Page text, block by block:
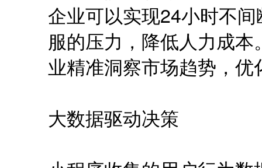
企业可以实现24小时不
服的压力，降低人力成
业精准洞察市场趋势，优
大数据驱动决策